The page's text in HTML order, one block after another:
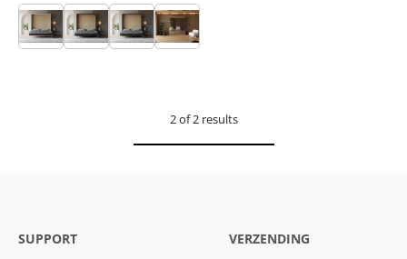
2 of 2 results
SUPPORT
VERZENDING